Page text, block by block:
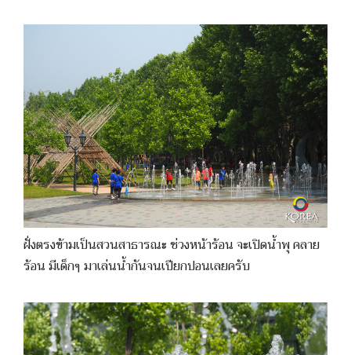
ฝั่งตรงข้ามเป็นสวนสาธารณะ ช่วงหน้าร้อน จะเปิดน้ำพุ คลาย
ร้อน มีเด็กๆ มาเล่นน้ำกันจนเปียกปอนเลยครับ